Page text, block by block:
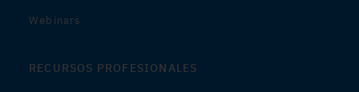
Webinars
RECURSOS PROFESIONALES